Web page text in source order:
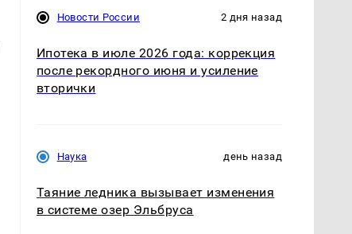
Новости России 2 дня назад
Ипотека в июле 2026 года: коррекция
после рекордного июня и усиление
вторички
Наука день назад
Таяние ледника вызывает изменения
в системе озер Эльбруса